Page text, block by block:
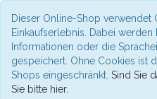
Dieser Online-Shop verwendet
Einkaufserlebnis. Dabei
Informationen oder die
gespeichert. Ohne Cookies ist
Shops eingeschränkt. Sind Sie
Sie bitte hier.